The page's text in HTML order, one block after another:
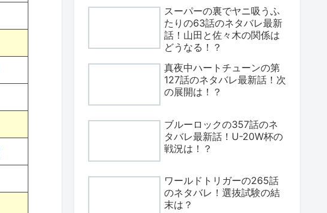
スーパーの裏でヤニ吸うふ
たりの63話のネタバレ最新
話！山田と佐々木の関係は
どうなる！？
真夜中ハートチューンの第
127話のネタバレ最新話！次
の展開は！？
ブルーロックの357話のネ
タバレ最新話！U-20W杯の
戦況は！？
ワールドトリガーの265話
のネタバレ！選抜試験の結
末は？